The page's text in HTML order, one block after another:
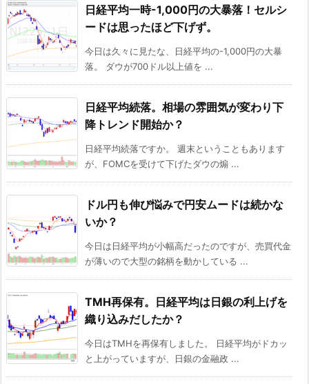
日経平均一時-1,000円の大暴落！セルシ
ードは思ったほど下げず。
今日は久々に見たな、日経平均の-1,000円の大暴
落。 ダウが700ドル以上値を ...
日経平均続落。相場の雰囲気が変わり下
降トレンド開始か？
日経平均続落ですか。 週末ということもあります
が、FOMCを受けて下げたダウの煽 ...
ドル円も伸び悩みで円安ムードは続かな
いか？
今日は日経平均が小幅高だったのですが、売買代金
が薄いので大型の銘柄を動かしている ...
TMH再保有。日経平均は日銀の利上げを
織り込みだしたか？
今日はTMHを再保有しました。 日経平均がドカッ
と上がっていますが、日銀の金融政 ...